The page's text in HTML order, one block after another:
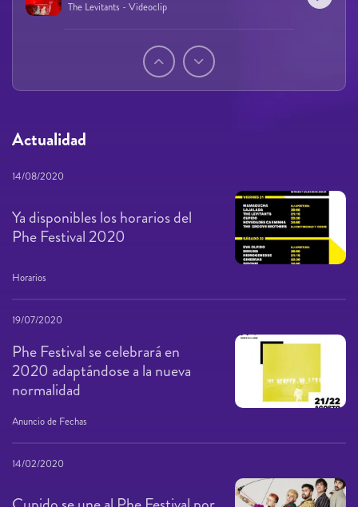
The Levitants - Videoclip
Actualidad
14/08/2020
Ya disponibles los horarios del
Phe Festival 2020
Horarios
19/07/2020
Phe Festival se celebrará en
2020 adaptándose a la nueva
normalidad
Anuncio de Fechas
14/02/2020